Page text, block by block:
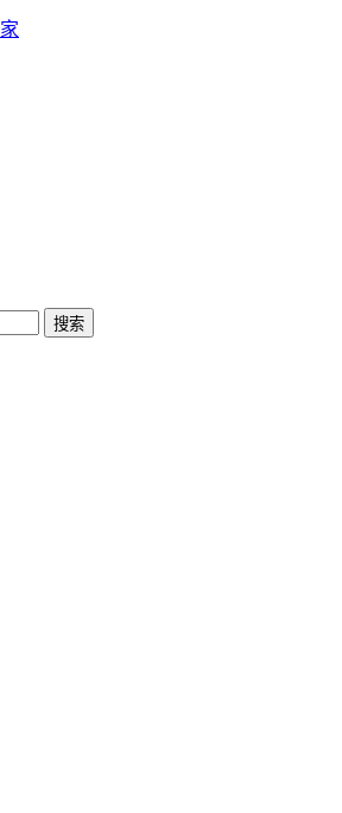
搜索